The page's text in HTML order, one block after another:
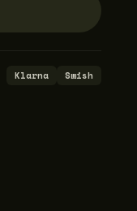
Klarna
Swish